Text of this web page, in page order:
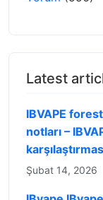
Latest
IBVAPE
notları –
Şubat 14, 2026